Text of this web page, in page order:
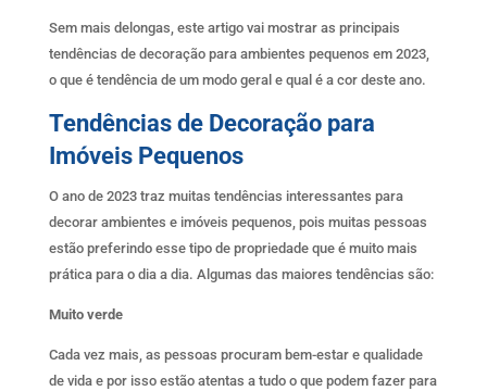
Sem mais delongas, este artigo vai mostrar as principais
tendências de decoração para ambientes pequenos em 2023,
o que é tendência de um modo geral e qual é a cor deste ano.
Tendências de Decoração para
Imóveis Pequenos
O ano de 2023 traz muitas tendências interessantes para
decorar ambientes e imóveis pequenos, pois muitas pessoas
estão preferindo esse tipo de propriedade que é muito mais
prática para o dia a dia. Algumas das maiores tendências são:
Muito verde
Cada vez mais, as pessoas procuram bem-estar e qualidade
de vida e por isso estão atentas a tudo o que podem fazer para